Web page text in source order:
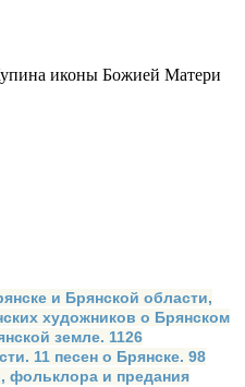
иконы Божией Матери
и Брянской области,
художников о Брянском
земле. 1126
11 песен о Брянске. 98
фольклора и предания